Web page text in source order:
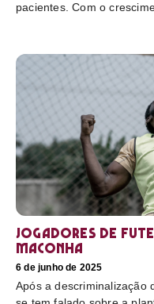
pacientes. Com o
Jogadores de
maconha
6 de junho de 2025
Após a descriminalização